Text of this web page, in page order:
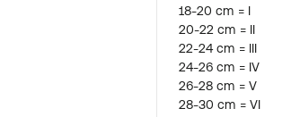
18-20 cm = I
20-22 cm = II
22-24 cm = III
24-26 cm = IV
26-28 cm = V
28-30 cm = VI